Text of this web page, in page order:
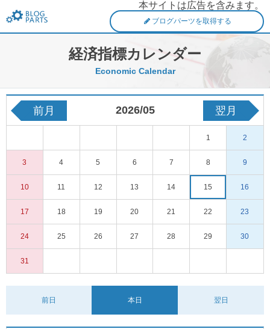
本サイトは広告を含みます。
ブログパーツを取得する
経済指標カレンダー
Economic Calendar
前月 2026/05 翌月
1 2
3 4 5 6 7 8 9
10 11 12 13 14 15 16
17 18 19 20 21 22 23
24 25 26 27 28 29 30
31
前日 本日 翌日